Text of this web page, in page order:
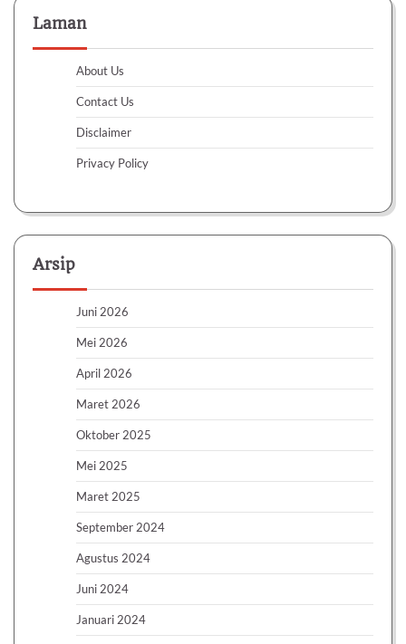
Laman
About Us
Contact Us
Disclaimer
Privacy Policy
Arsip
Juni 2026
Mei 2026
April 2026
Maret 2026
Oktober 2025
Mei 2025
Maret 2025
September 2024
Agustus 2024
Juni 2024
Januari 2024